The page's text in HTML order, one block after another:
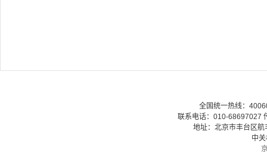
全国统一热线：
联系电话：010-68697027
地址：北京市丰台区
中